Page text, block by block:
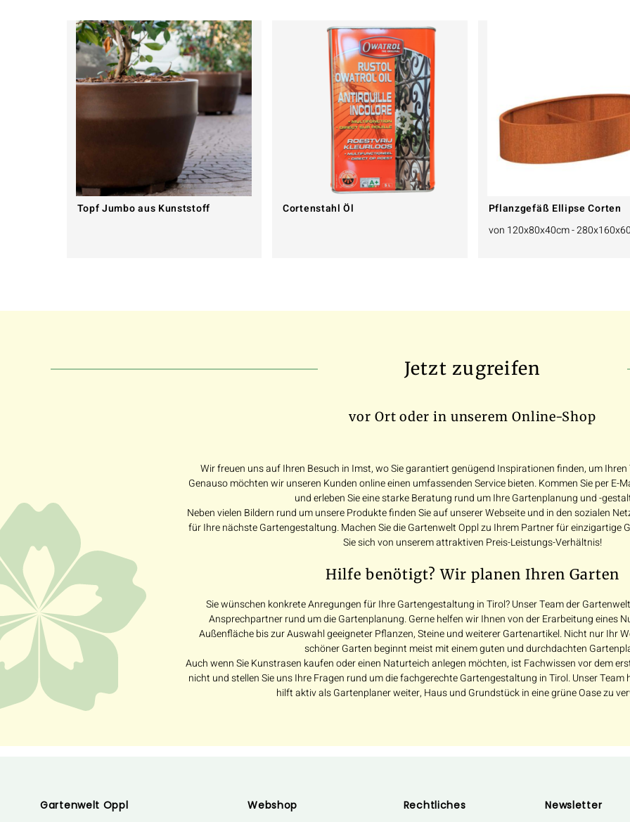
Topf Jumbo aus Kunststoff Cortenstahl Öl
Pflanzgefäß Ellipse Corten
von 120x80x40cm -
Jetzt zugreifen
vor Ort oder in unserem Online-Shop
Wir freuen uns auf Ihren Besuch in Imst, wo Sie garantiert genügend Inspirationen finden, um
Genauso möchten wir unseren Kunden online einen umfassenden Service bieten. Kommen Sie per E-
und erleben Sie eine starke Beratung rund um Ihre Gartenplanung und -
Neben vielen Bildern rund um unsere Produkte finden Sie auf unserer Webseite und in den sozialen
für Ihre nächste Gartengestaltung. Machen Sie die Gartenwelt Oppl zu Ihrem Partner für einzigartige
Sie sich von unserem attraktiven Preis-Leistungs-Verhältnis!
Hilfe benötigt? Wir planen Ihren Garten
Sie wünschen konkrete Anregungen für Ihre Gartengestaltung in Tirol? Unser Team der
Ansprechpartner rund um die Gartenplanung. Gerne helfen wir Ihnen von der Erarbeitung eines
Außenfläche bis zur Auswahl geeigneter Pflanzen, Steine und weiterer Gartenartikel. Nicht nur Ihr
schöner Garten beginnt meist mit einem guten und durchdachten
Auch wenn Sie Kunstrasen kaufen oder einen Naturteich anlegen möchten, ist Fachwissen vor dem
nicht und stellen Sie uns Ihre Fragen rund um die fachgerechte Gartengestaltung in Tirol. Unser Team
hilft aktiv als Gartenplaner weiter, Haus und Grundstück in eine grüne Oase zu
Newsletter
Gartenwelt Oppl Webshop Rechtliches